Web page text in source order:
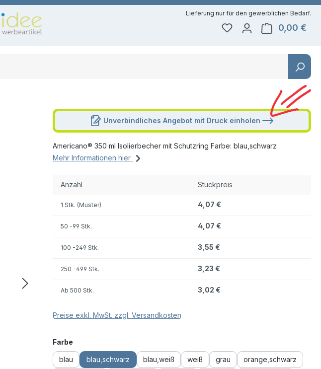
Du hast 0 Produkte auf
0,00 €
Unverbindliches Angebot mit Druck einholen
Americano® 350 ml Isolierbecher mit Schutzring Farbe: blau,schwarz
Mehr Informationen hier
Anzahl Stückpreis
1 Stk. (Muster) 4,07 €
50 -99 Stk. 4,07 €
100 -249 Stk. 3,55 €
250 -499 Stk. 3,23 €
Ab 500 Stk. 3,02 €
Preise exkl. MwSt. zzgl. Versandkosten
Farbe
blau blau,schwarz blau,weiß weiß grau
orange,schwarz